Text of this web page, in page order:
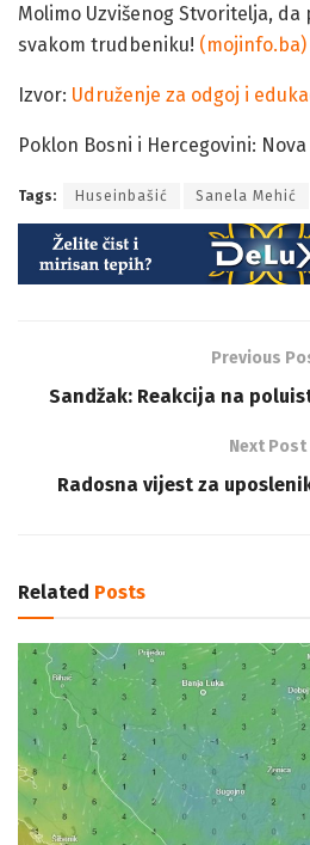
Molimo Uzvišenog Stvoritelja,
svakom trudbeniku! (mojinfo.ba)
Izvor: Udruženje za odgoj i
Poklon Bosni i Hercegovini: Nova
Tags: Huseinbašić Sanela Mehić
Previous
Sandžak: Reakcija na
Next Post
Radosna vijest za
Related Posts